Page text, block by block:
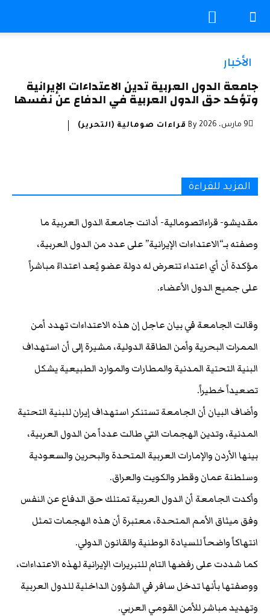
الأخبار
جامعة الدول العربية تدين الاعتداءات الإيرانية
وتؤكد حق الدول العربية في الدفاع عن نفسها
9 مارس، 2026 By قراءات صومالية (التحرير)
المزيد للقراءة
مقديشو- قراءاتصومالية- أدانت جامعة الدول العربية ما
وصفته بـ“الاعتداءات الإيرانية” على عدد من الدول العربية،
مؤكدة أن أي اعتداء تتعرض له دولة عضو يُعد اعتداءً مباشراً
على جميع الدول الأعضاء.
وقالت الجامعة في بيان عاجل إن هذه الاعتداءات تهدد أمن
الممرات البحرية وأمن الطاقة الدولية، مشيرة إلى أن استهداف
البنية التحتية المدنية والمطارات والموارد الطبيعية يشكل
تصعيداً خطيراً.
وأضاف البيان أن الجامعة تستنكر استهداف إيران للبنية التحتية
المدنية، وتدين الهجمات التي طالت عدداً من الدول العربية،
بينها الأردن والإمارات العربية المتحدة والبحرين والسعودية
وسلطنة عمان وقطر والكويت والعراق.
وأكدت الجامعة أن الدول العربية تمتلك حق الدفاع عن النفس
وفق ميثاق الأمم المتحدة، معتبرة أن هذه الهجمات تمثل
انتهاكاً واضحاً للسيادة الوطنية والقانون الدولي.
كما شددت على رفضها التام للتبريرات الإيرانية لهذه الاعتداءات،
ووصفتها بأنها تدخل سافر في الشؤون الداخلية للدول العربية
وتهديد مباشر للأمن القومي العربي.